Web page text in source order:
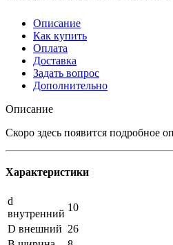
Описание
Как купить
Оплата
Доставка
Задать вопрос
Дополнительно
Описание
Скоро здесь появится подробное
Характеристики
d
внутренний
10
D внешний 26